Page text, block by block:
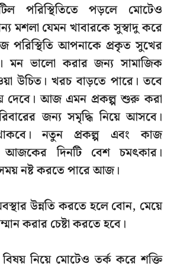
পরিস্থিতিতে পড়লে মোটেও
মশলা যেমন খাবারকে সুস্বাদু করে
আপনাকে প্রকৃত সুখের
মন ভালো করার জন্য সামাজিক
উচিত। খরচ বাড়তে পারে। তবে
দেবে। আজ এমন প্রকল্প শুরু করা
জন্য সমৃদ্ধি নিয়ে আসবে।
নতুন প্রকল্প এবং কাজ
আজকের দিনটি বেশ চমৎকার।
সময় নষ্ট করতে পারে আজ।
উন্নতি করতে হলে বোন, মেয়ে
করার চেষ্টা করতে হবে।
নিয়ে মোটেও তর্ক করে শক্তি